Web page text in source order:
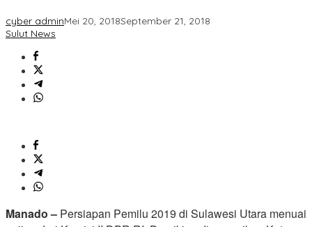
cyber adminMei 20, 2018September 21, 2018
Sulut News
Manado – Persiapan Pemilu 2019 di Sulawesi Utara menuai